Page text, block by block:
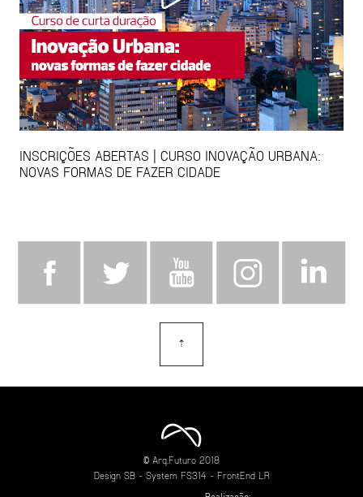
INSCRIÇÕES ABERTAS | CURSO INOVAÇÃO URBANA:
NOVAS FORMAS DE FAZER CIDADE
⇡
© Arq.Futuro 2018
Design SB- System FS314 - FrontEnd LR